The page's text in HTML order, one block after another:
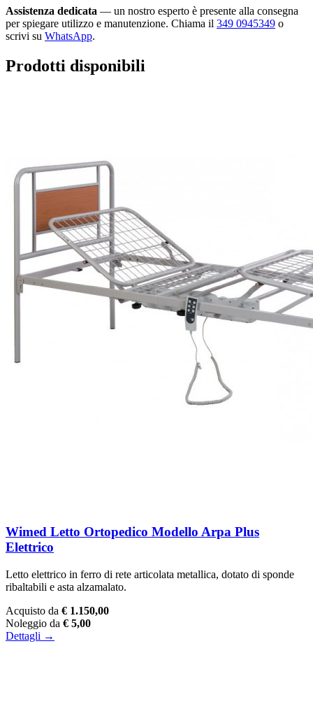
Assistenza dedicata — un nostro esperto è presente alla consegna
per spiegare utilizzo e manutenzione. Chiama il 349 0945349 o
scrivi su WhatsApp.
Prodotti disponibili
Wimed Letto Ortopedico Modello Arpa Plus
Elettrico
Letto elettrico in ferro di rete articolata metallica, dotato di sponde
ribaltabili e asta alzamalato.
Acquisto da € 1.150,00
Noleggio da € 5,00
Dettagli →